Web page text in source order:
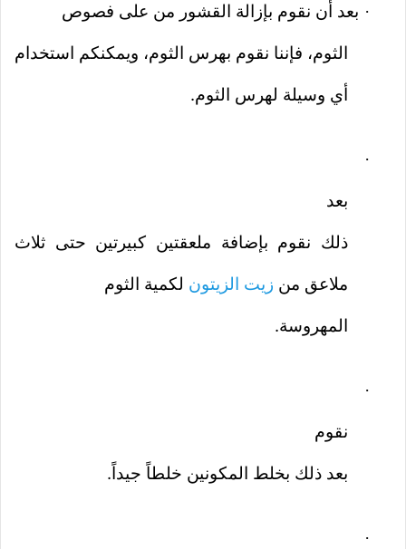
· بعد أن نقوم بإزالة القشور من على فصوص
الثوم، فإننا نقوم بهرس الثوم، ويمكنكم استخدام
أي وسيلة لهرس الثوم.
·
بعد
ذلك نقوم بإضافة ملعقتين كبيرتين حتى ثلاث
ملاعق من زيت الزيتون لكمية الثوم
المهروسة.
·
نقوم
بعد ذلك بخلط المكونين خلطاً جيداً.
·